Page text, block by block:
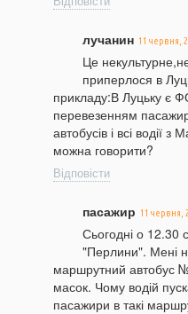
лучанин 11 червня,
Це
приперлося в
прикладу:В Луцьку є
перевезенням
автобусів і всі водії
можна говорити?
Відповісти
пасажир 11 червня,
Сьогодні о 12.30
"Перлини". Мені
маршрутний автобус
масок. Чому водій
пасажири в такі